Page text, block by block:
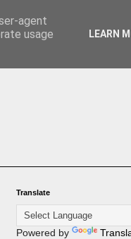
Translate
Powered by
agent
usage
LEARN